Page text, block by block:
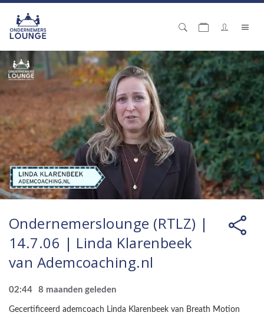
Ondernemerslounge (RTLZ) |
14.7.06 | Linda Klarenbeek
van Ademcoaching.nl
02:44 8 maanden geleden
Gecertificeerd ademcoach Linda Klarenbeek van Breath Motion